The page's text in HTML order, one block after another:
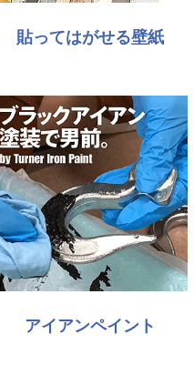
貼ってはがせる壁紙
アイアンペイント